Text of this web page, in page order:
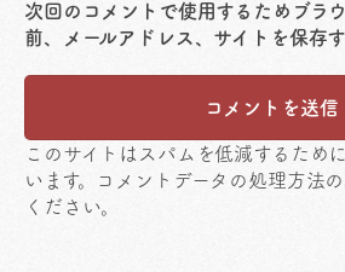
次回のコメントで使用するためブラ
前、メールアドレス、サイトを保存す
このサイトはスパムを低減するため
います。
コメントデータの処理方法
ください。